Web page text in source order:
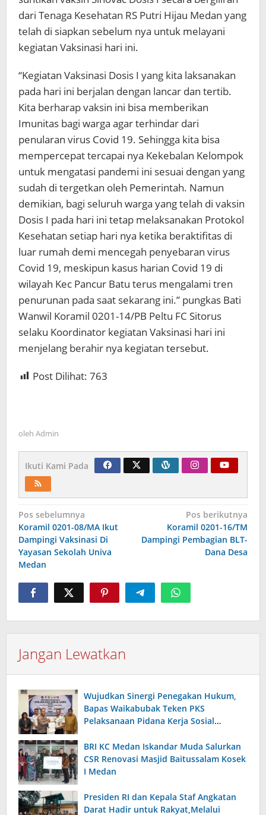
dari Tenaga Kesehatan RS Putri Hijau Medan yang
telah di siapkan sebelum nya untuk melayani
kegiatan Vaksinasi hari ini.
“Kegiatan Vaksinasi Dosis I yang kita laksanakan
pada hari ini berjalan dengan lancar dan tertib.
Kita berharap vaksin ini bisa memberikan
Imunitas bagi warga agar terhindar dari
penularan virus Covid 19. Sehingga kita bisa
mempercepat tercapai nya Kekebalan Kelompok
untuk mengatasi pandemi ini sesuai dengan yang
sudah di tergetkan oleh Pemerintah. Namun
demikian, bagi seluruh warga yang telah di vaksin
Dosis I pada hari ini tetap melaksanakan Protokol
Kesehatan setiap hari nya ketika beraktifitas di
luar rumah demi mencegah penyebaran virus
Covid 19, meskipun kasus harian Covid 19 di
wilayah Kec Pancur Batu terus mengalami tren
penurunan pada saat sekarang ini.” pungkas Bati
Wanwil Koramil 0201-14/PB Peltu FC Sitorus
selaku Koordinator kegiatan Vaksinasi hari ini
menjelang berahir nya kegiatan tersebut.
Post Dilihat: 763
oleh Admin
Ikuti Kami Pada
Navigasi
pos
Pos sebelumnya
Koramil 0201-08/MA Ikut
Dampingi Vaksinasi Di
Yayasan Sekolah Univa
Medan
Pos berikutnya
Koramil 0201-16/TM
Dampingi Pembagian BLT-
Dana Desa
Jangan Lewatkan
Wujudkan Sinergi Penegakan Hukum,
Bapas Waikabubak Teken PKS
Pelaksanaan Pidana Kerja Sosial
BRI KC Medan Iskandar Muda Salurkan
CSR Renovasi Masjid Baitussalam Kosek
I Medan
Presiden RI dan Kepala Staf Angkatan
Darat Hadir untuk Rakyat,Melalui